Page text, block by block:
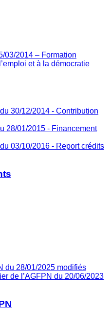
03/2014 – Formation
et à la démocratie
30/12/2014 - Contribution
28/01/2015 - Financement
03/10/2016 - Report crédits
du 28/01/2025 modifiés
de l’AGFPN du 20/06/2023